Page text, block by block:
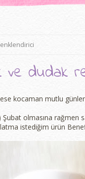
dudak
kocaman mutlu
olmasına rağmen
istediğim ürün